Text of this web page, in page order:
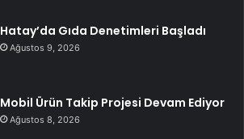
Hatay’da Gıda Denetimleri Başladı
Ağustos 9, 2026
Mobil Ürün Takip Projesi Devam Ediyor
Ağustos 8, 2026